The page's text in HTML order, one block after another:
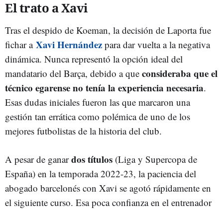
El trato a Xavi
Tras el despido de Koeman, la decisión de Laporta fue
fichar a Xavi Hernández para dar vuelta a la negativa
dinámica. Nunca representó la opción ideal del
mandatario del Barça, debido a que consideraba que el
técnico egarense no tenía la experiencia necesaria.
Esas dudas iniciales fueron las que marcaron una
gestión tan errática como polémica de uno de los
mejores futbolistas de la historia del club.
A pesar de ganardos títulos (Liga y Supercopa de
España) en la temporada 2022-23, la paciencia del
abogado barcelonés con Xavi se agotó rápidamente en
el siguiente curso. Esa poca confianza en el entrenador